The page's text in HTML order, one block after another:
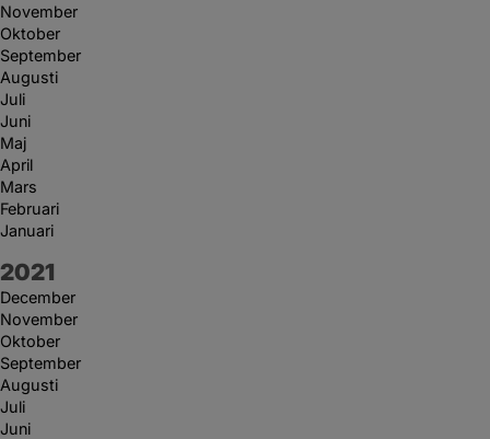
November
Oktober
September
Augusti
Juli
Juni
Maj
April
Mars
Februari
Januari
År:
2021
December
November
Oktober
September
Augusti
Juli
Juni